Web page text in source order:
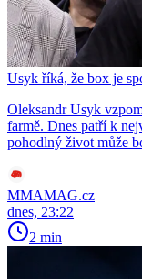
Usyk říká, že box je
Oleksandr Usyk
farmě. Dnes patří k
pohodlný život může
MMAMAG.cz
dnes, 23:22
2 min